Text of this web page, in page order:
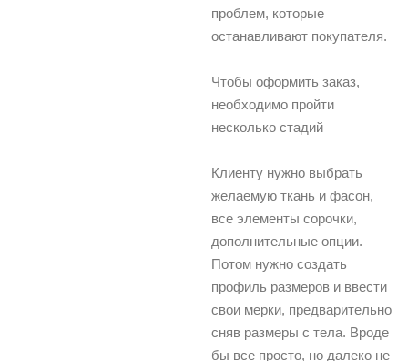
проблем, которые
останавливают покупателя.
Чтобы оформить заказ,
необходимо пройти
несколько стадий
Клиенту нужно выбрать
желаемую ткань и фасон,
все элементы сорочки,
дополнительные опции.
Потом нужно создать
профиль размеров и ввести
свои мерки, предварительно
сняв размеры с тела. Вроде
бы все просто, но далеко не